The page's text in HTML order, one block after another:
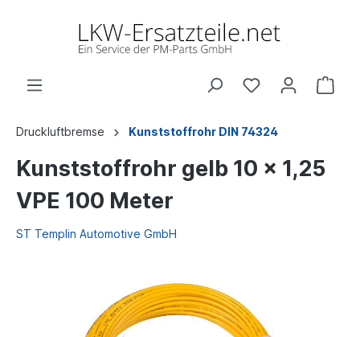
Druckluftbremse Kunststoffrohr DIN 74324
Kunststoffrohr gelb 10 x 1,25
VPE 100 Meter
ST Templin Automotive GmbH